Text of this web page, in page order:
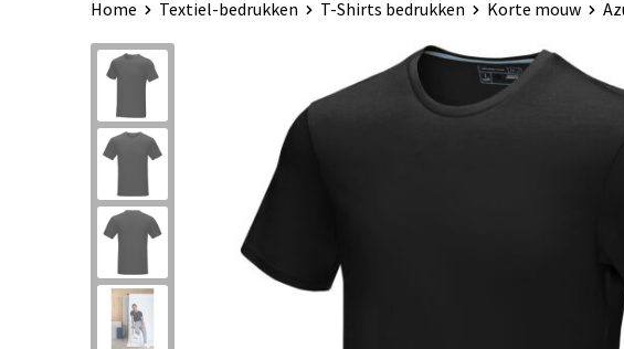
Home Textiel-bedrukken T-Shirts bedrukken Korte mouw